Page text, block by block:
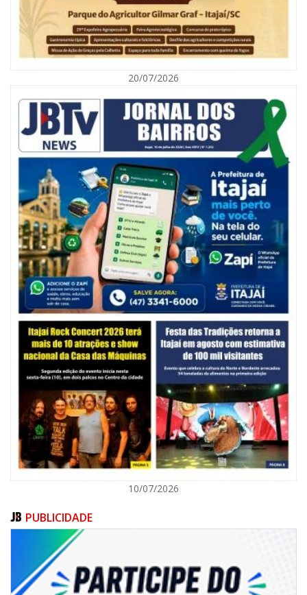
sexta-feira (7)
GERAL
06/08/2026 | 10:14
Defesa Civil de SC monitora formação de ciclone-bomba no Sul do Brasil;
entenda como o fenômeno se forma e quais os impactos no estado
ITAJAÍ
20/07/2026
10/07/2026
PUBLICIDADE